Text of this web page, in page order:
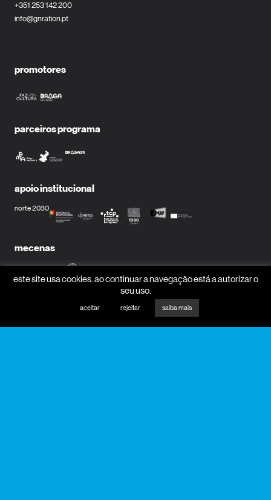
+351 253 142 200
info@gnration.pt
promotores
parceiros programa
apoio institucional
norte 2030
mecenas
parceiros media
este site usa cookies. ao continuar a navegação está a autorizar o
seu uso.
aceitar rejeitar saiba mais